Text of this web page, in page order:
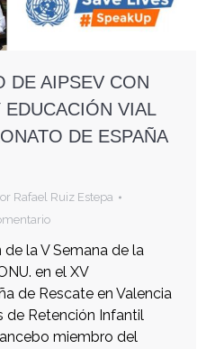
DE AIPSEV CON
VIAL
DE ESPAÑA
Rafael Ruiz Estepa
la V Semana de la
en el XV
de Rescate en Valencia
de Retención Infantil
miembro del